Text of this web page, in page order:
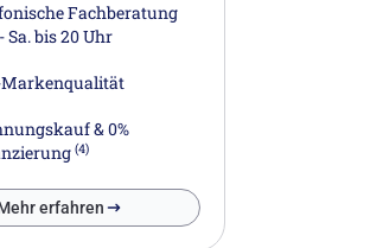
Fachberatung
Sa. bis 20 Uhr
& 0%
(4)
erfahren